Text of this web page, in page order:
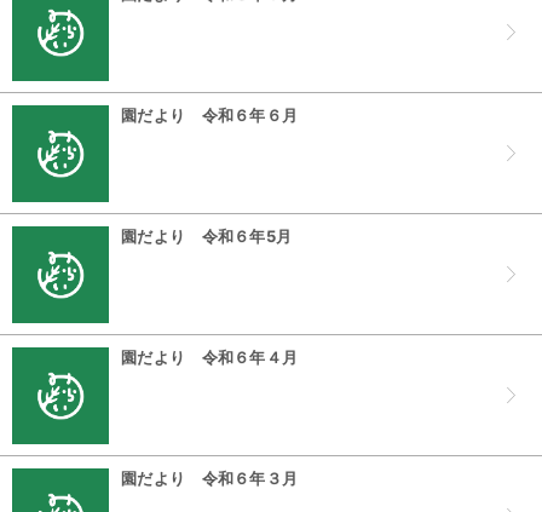
園だより 令和６年６月
園だより 令和６年5月
園だより 令和６年４月
園だより 令和６年３月